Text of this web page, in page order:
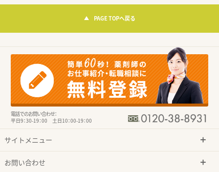
PAGE TOPへ戻る
電話でのお問い合わせ：
平日9：30-19：00 土日10：00-19：00
サイトメニュー
お問い合わせ